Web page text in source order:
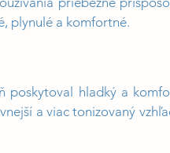
plynulé a komfortné.
poskytoval hladký a
a viac tonizovaný